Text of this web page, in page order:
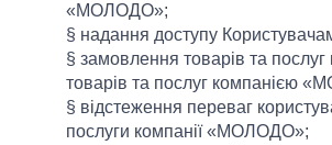
«МОЛОДО»;
§ надання доступу
§ замовлення товарів та
товарів та послуг компанією
§ відстеження переваг
послуги компанії «МОЛОДО»;